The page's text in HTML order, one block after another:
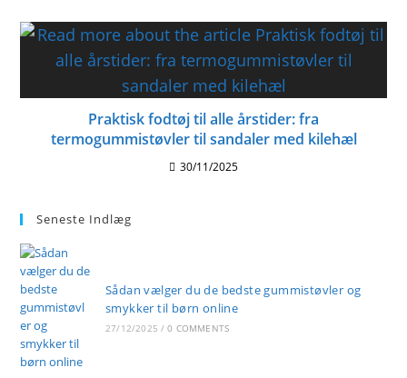
Praktisk fodtøj til alle årstider: fra
termogummistøvler til sandaler med kilehæl
30/11/2025
Seneste Indlæg
Sådan vælger du de bedste gummistøvler og
smykker til børn online
27/12/2025 / 0 COMMENTS